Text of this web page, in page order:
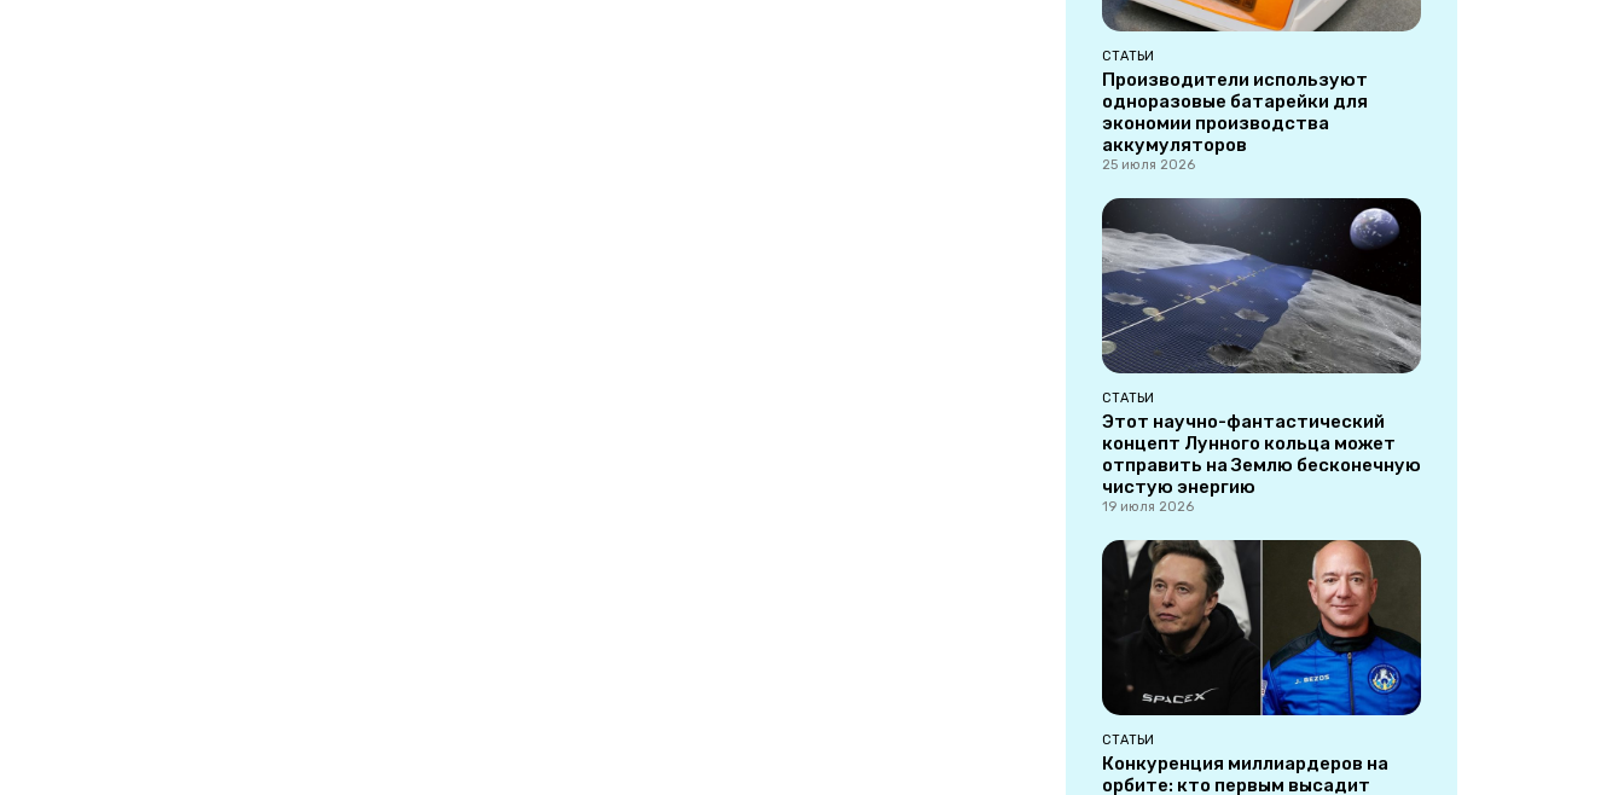
СТАТЬИ
Производители используют
одноразовые батарейки для
экономии производства
аккумуляторов
25 июля 2026
СТАТЬИ
Этот научно-фантастический
концепт Лунного кольца может
отправить на Землю бесконечную
чистую энергию
19 июля 2026
СТАТЬИ
Конкуренция миллиардеров на
орбите: кто первым высадит